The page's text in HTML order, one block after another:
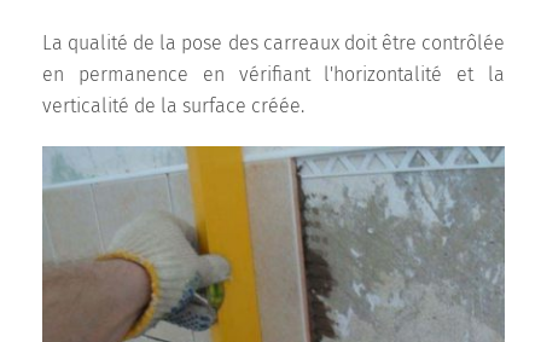
La qualité de la pose des carreaux doit être contrôlée
en permanence en vérifiant l'horizontalité et la
verticalité de la surface créée.